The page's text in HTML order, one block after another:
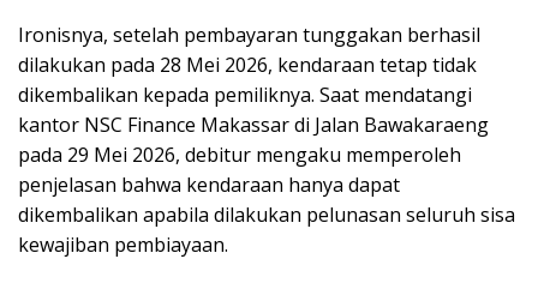
Ironisnya, setelah pembayaran tunggakan berhasil
dilakukan pada 28 Mei 2026, kendaraan tetap tidak
dikembalikan kepada pemiliknya. Saat mendatangi
kantor NSC Finance Makassar di Jalan Bawakaraeng
pada 29 Mei 2026, debitur mengaku memperoleh
penjelasan bahwa kendaraan hanya dapat
dikembalikan apabila dilakukan pelunasan seluruh sisa
kewajiban pembiayaan.